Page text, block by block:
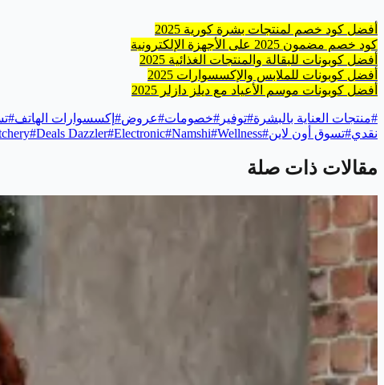
أفضل كود خصم لمنتجات بشرة كورية 2025
كود خصم مضمون 2025 على الأجهزة الإلكترونية
أفضل كوبونات للبقالة والمنتجات الغذائية 2025
أفضل كوبونات للملابس والإكسسوارات 2025
أفضل كوبونات موسم الأعياد مع ديلز دازلر 2025
#منتجات العناية بالبشرة#توفير #خصومات#عروض# إكسسوارات الهاتف#
نقدي#تسوق أون لاين#
#Deals Dazzler#Electronic#Namshi#Wellness
مقالات ذات صلة